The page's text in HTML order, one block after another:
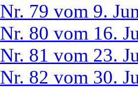
Nr. 79 vom 9.
Nr. 80 vom 16.
Nr. 81 vom 23.
Nr. 82 vom 30.